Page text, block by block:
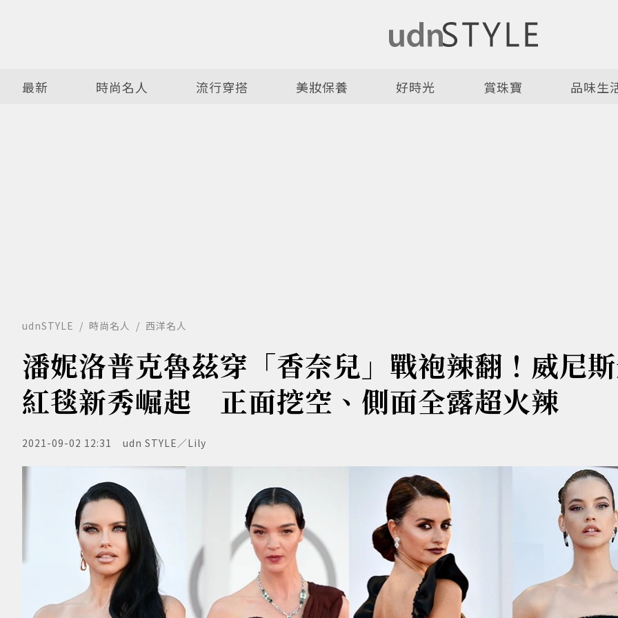
最新 時尚名人 流行穿搭 美妝保養 好時光 賞珠寶 品味生
udnSTYLE 時尚名人 西洋名人
潘妮洛普克魯茲穿「香奈兒」戰袍辣翻！威尼
紅毯新秀崛起 正面挖空、側面全露超火辣
2021-09-02 12:31 udn STYLE／Lily